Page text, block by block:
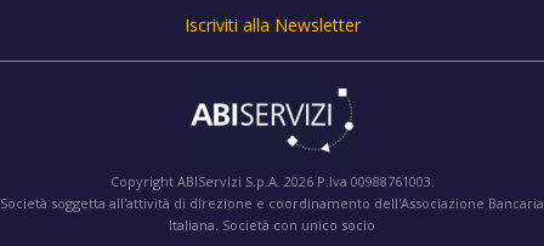
Iscriviti alla Newsletter
Copyright ABIServizi S.p.A. 2026 P.Iva 00988761003.
Società soggetta all'attività di direzione e coordinamento dell'Associazione Bancaria
Italiana. Società con unico socio